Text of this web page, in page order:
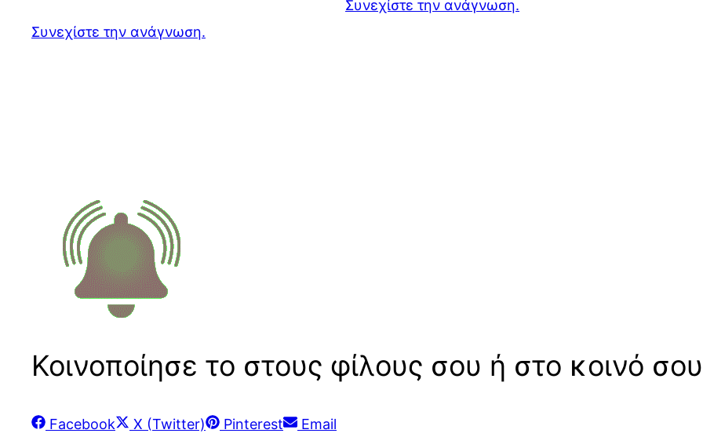
Συνεχίστε την ανάγνωση.
Συνεχίστε την ανάγνωση.
Κοινοποίησε το στους φίλους σου ή στο κοινό
Share
Facebook
Share
X (Twitter)
Share
Pinterest
Share
Email